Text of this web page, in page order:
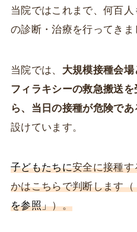
当院ではこれまで、何百
の診断・治療を行ってきま
当院では、 大規模接種会
フィラキシーの救急搬送
ら、当日の接種が危険で
設けています。
子どもたちに安全に接種す
かはこちらで判断します（
を参照」）。